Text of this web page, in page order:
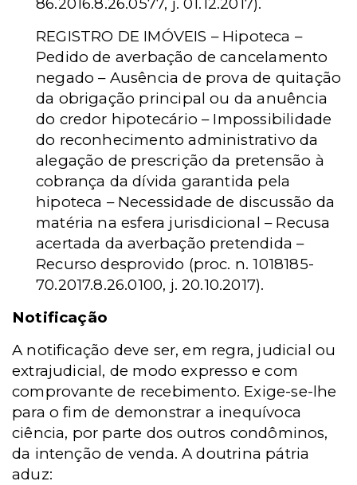
86.2016.8.26.0577, j. 01.12.2017).
REGISTRO DE IMÓVEIS – Hipoteca –
Pedido de averbação de cancelamento
negado – Ausência de prova de quitação
da obrigação principal ou da anuência
do credor hipotecário – Impossibilidade
do reconhecimento administrativo da
alegação de prescrição da pretensão à
cobrança da dívida garantida pela
hipoteca – Necessidade de discussão da
matéria na esfera jurisdicional – Recusa
acertada da averbação pretendida –
Recurso desprovido (proc. n. 1018185-
70.2017.8.26.0100, j. 20.10.2017).
Notificação
A notificação deve ser, em regra, judicial ou
extrajudicial, de modo expresso e com
comprovante de recebimento. Exige-se-lhe
para o fim de demonstrar a inequívoca
ciência, por parte dos outros condôminos,
da intenção de venda. A doutrina pátria
aduz: